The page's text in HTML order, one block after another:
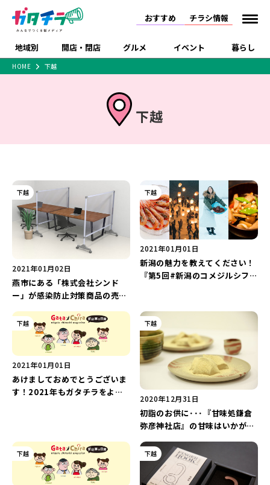
おすすめ チラシ情報
地域別 開店・閉店 グルメ イベント 暮らし
佐渡
新潟市中央区 新潟市東区 新潟市西区
新潟市北区
新潟市南区
新潟市秋葉区
新潟市西蒲区
村上・関川
新発田・聖籠
長岡・見附
小千谷・十日町・津南
柏崎・刈羽・出雲崎
上越・妙高・糸魚川
長岡市・閉店
上越市・開店
上越市・閉店
ラーメン・開店
ラーメン・閉店
スイーツ ランチ
ご当地グルメ 食べ歩き テイクアウト
季節・期間限定
カフェ
居酒屋・バー
パスタ
パン・ベーカリー
タレカツ・豚カツ
日本酒・新潟清酒
ワイン・クラフトビール
ケーキ・パフェ
ビアガーデン・暑気払い
忘新年会・歓送迎会
スポーツ
にいがた酒の陣・新潟
酒月
セミナー・講演会 子ども向け 花火大会
入場無料
住宅展示場
学生スポーツ アルビレックス
習い事・塾 アパレル・雑貨
フィットネス・ジム
観光スポット
温泉・入浴 ホテル 旅館
水族館
リラクゼーション・整体
スキー場
リユース・買取
病院・クリニック
イオンモール
ラブラ万代・ラブラ2
新潟伊勢丹
ピア万代
リバーサイド千秋
パティオPATIO
セツコママ ランキング
キャンペーン
開店まとめ
閉店まとめ 人気記事まとめ
定食まとめ
ラーメンまとめ
飲食店まとめ
ショッピングモール・
ファッション 生活サービス
インテリア・雑貨
外食・テイクアウト
新車・中古車・カー用品
旅行・レジャー
家電・携帯電話
冠婚葬祭
習い事・塾 通販・EC イベント
求人
官公庁・自治体
新潟市 チラシ
長岡・見附 チラシ
上越・妙高・糸魚川 チラシ
火曜セール
オープン・リニューアルセール
周年祭・感謝祭セール
年末・初売りセール
HOME 下越
下越
下越
2021年01月02日
燕市にある「株式会社シンド
ー」が感染防止対策商品の売上
下越
2021年01月01日
新潟の魅力を教えてください！
『第5回#新潟のコメジルシフォ
下越
2021年01月01日
あけましておめでとうございま
す！2021年もガタチラをよろ
下越
2020年12月31日
初詣のお供に･･･『甘味処鎌倉
弥彦神社店』の甘味はいかがで
下越 下越